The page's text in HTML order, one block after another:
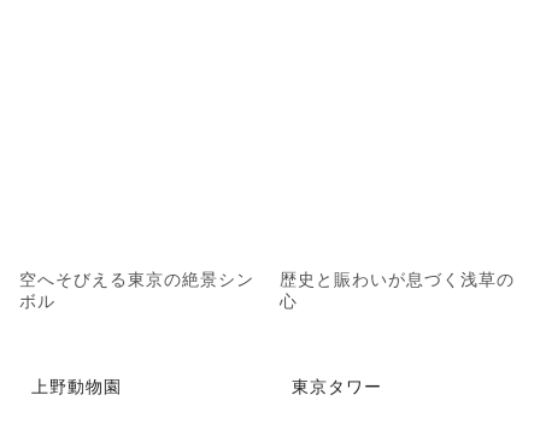
空へそびえる東京の絶景シン
ボル
歴史と賑わいが息づく浅草の
心
上野動物園 東京タワー